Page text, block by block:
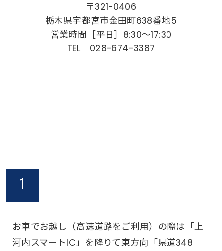
〒321-0406
栃木県宇都宮市金田町638番地5
営業時間［平日］8:30～17:30
TEL 028-674-3387
お車でお越し（高速道路をご利用）の際は「上
河内スマートIC」を降りて東方向「県道348